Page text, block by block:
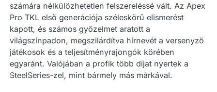
számára nélkülözhetetlen felszereléssé vált. Az Apex
Pro TKL első generációja széleskörű elismerést
kapott, és számos győzelmet aratott a
világszínpadon, megszilárdítva hírnevét a versenyző
játékosok és a teljesítményrajongók körében
egyaránt. Valójában a profik több díjat nyertek a
SteelSeries-zel, mint bármely más márkával.